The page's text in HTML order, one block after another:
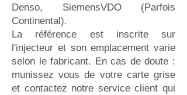
Denso, Siemens­VDO (Parfois
Continental).
La référence est inscrite sur
l'injecteur et son emplacement varie
selon le fabricant. En cas de doute :
munissez ­vous de votre carte grise
et contactez notre service client qui